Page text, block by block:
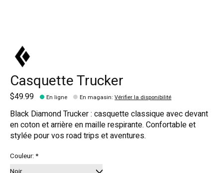
Casquette Trucker
$49.99 En ligne En magasin:Vérifier la disponibilité
Black Diamond Trucker : casquette classique avec devant
en coton et arrière en maille respirante. Confortable et
stylée pour vos road trips et aventures.
Couleur:*